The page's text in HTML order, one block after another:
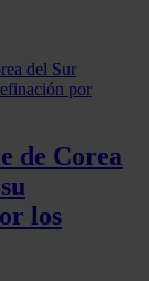
de Corea
los